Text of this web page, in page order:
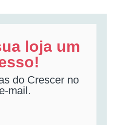
loja um
do Crescer no
mail.